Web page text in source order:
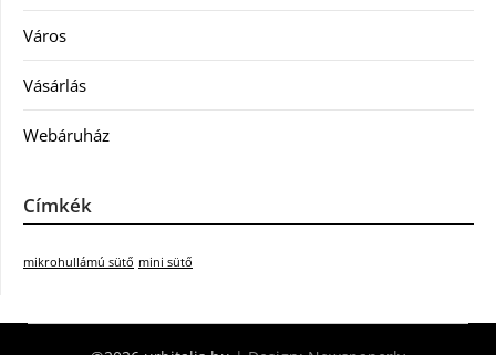
Város
Vásárlás
Webáruház
Címkék
mikrohullámú sütő mini sütő